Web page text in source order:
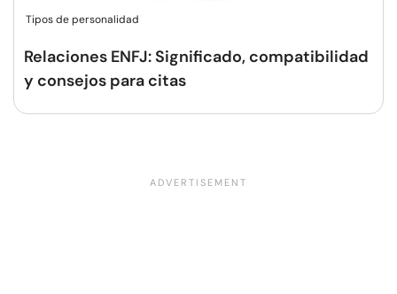
Tipos de personalidad
Relaciones ENFJ: Significado, compatibilidad
y consejos para citas